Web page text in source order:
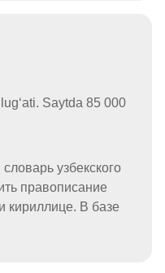
Saytda 85 000
узбекского
правописание
кириллице. В базе